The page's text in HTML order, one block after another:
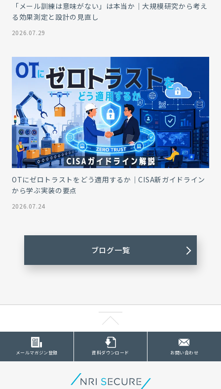
「メール訓練は意味がない」は本当か｜大規模研究から考え
る効果測定と設計の見直し
2026.07.29
OTにゼロトラストをどう適用するか｜CISA新ガイドライン
から学ぶ実装の要点
2026.07.24
ブログ一覧
メールマガジン登録 資料ダウンロード お問い合わせ